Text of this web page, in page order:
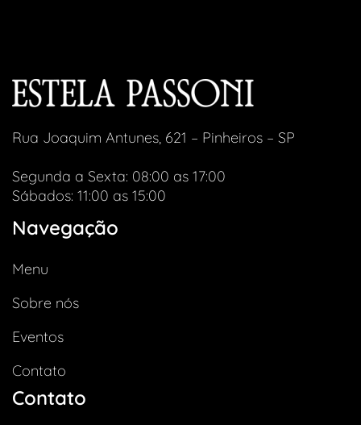
Rua Joaquim Antunes, 621 – Pinheiros – SP
Segunda a Sexta: 08:00 as 17:00
Sábados: 11:00 as 15:00
Navegação
Menu
Sobre nós
Eventos
Contato
Contato